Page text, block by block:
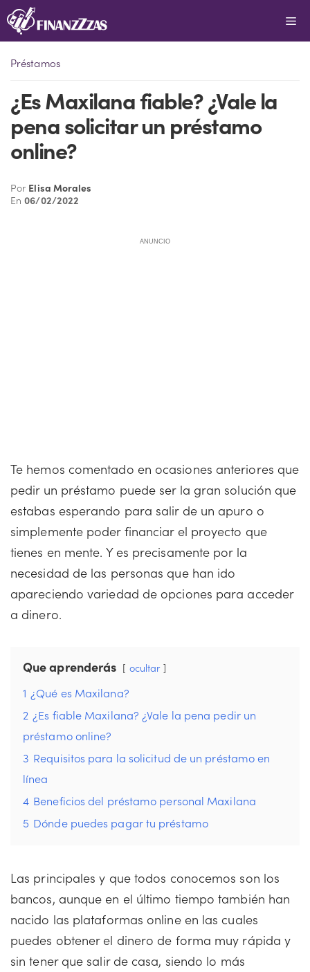
Saltar
al
Préstamos
¿Es Maxilana fiable? ¿Vale la
pena solicitar un préstamo
online?
Por Elisa Morales
En06/02/2022
ANUNCIO
Te hemos comentado en ocasiones anteriores que
pedir un préstamo puede ser la gran solución que
estabas esperando para salir de un apuro o
simplemente poder financiar el proyecto que
tienes en mente. Y es precisamente por la
necesidad de las personas que han ido
apareciendo variedad de opciones para acceder
a dinero.
Que aprenderás ocultar
1 ¿Qué es Maxilana?
2 ¿Es fiable Maxilana? ¿Vale la pena pedir un
préstamo online?
3 Requisitos para la solicitud de un préstamo en
línea
4 Beneficios del préstamo personal Maxilana
5 Dónde puedes pagar tu préstamo
Las principales y que todos conocemos son los
bancos, aunque en el último tiempo también han
nacido las plataformas online en las cuales
puedes obtener el dinero de forma muy rápida y
sin tener que salir de casa, siendo lo más